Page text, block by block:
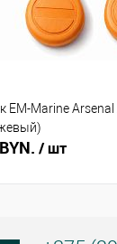
EM-Marine Arsenal
/ шт